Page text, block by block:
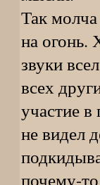
Так
на огонь.
звуки
всех
участие
не видел
почему-